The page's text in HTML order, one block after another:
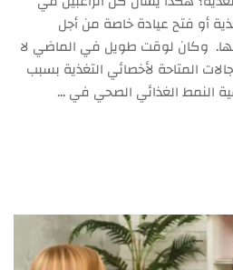
أو فتح عيادة خاصة من أجل
وكان لوقت طويل في الماضي لا
المتاحة لأخصائي التغذية بسبب
النمط الغذائي الصحي في …